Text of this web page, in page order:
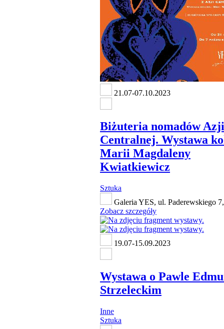
21.07-07.10.2023
Biżuteria nomadów Azji
Centralnej. Wystawa
Marii Magdaleny
Kwiatkiewicz
Sztuka
Galeria YES, ul. Paderewskiego
Zobacz szczegóły
19.07-15.09.2023
Wystawa o Pawle
Strzeleckim
Inne
Sztuka